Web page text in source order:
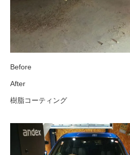
After
樹脂コーティング